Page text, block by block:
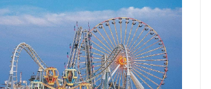
Melayu
Polski
แบบไทย